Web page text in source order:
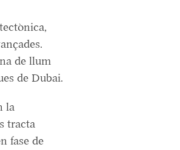
de llum
de Dubai.
la
tracta
fase de